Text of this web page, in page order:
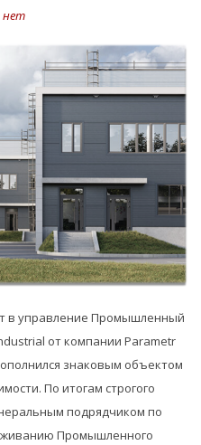
нет
в управление Промышленный
от компании Parametr
знаковым объектом
По итогам строгого
подрядчиком по
Промышленного